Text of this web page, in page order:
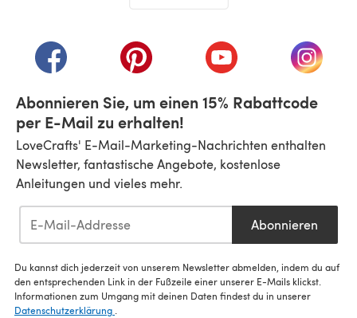
(öffnet sich in einem neuen Tab)
(öffnet sich in einem neuen Tab)
(öffnet sich in einem
(öffnet
Abonnieren Sie, um einen 15% Rabattcode
per E-Mail zu erhalten!
LoveCrafts' E-Mail-Marketing-Nachrichten enthalten
Newsletter, fantastische Angebote, kostenlose
Anleitungen und vieles mehr.
Abonnieren
Du kannst dich jederzeit von unserem Newsletter abmelden, indem du auf
den entsprechenden Link in der Fußzeile einer unserer E-Mails klickst.
Informationen zum Umgang mit deinen Daten findest du in unserer
Datenschutzerklärung .